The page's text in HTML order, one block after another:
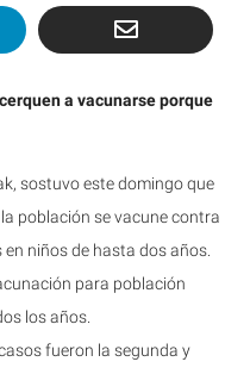
a vacunarse porque
sostuvo este domingo que
población se vacune contra
niños de hasta dos años.
para población
los años.
fueron la segunda y